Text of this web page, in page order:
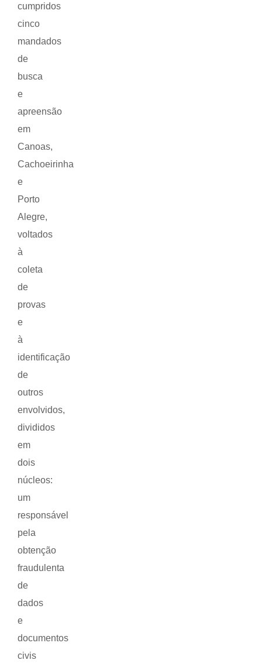
cumpridos
cinco
mandados
de
busca
e
apreensão
em
Canoas,
Cachoeirinha
e
Porto
Alegre,
voltados
à
coleta
de
provas
e
à
identificação
de
outros
envolvidos,
divididos
em
dois
núcleos:
um
responsável
pela
obtenção
fraudulenta
de
dados
e
documentos
civis